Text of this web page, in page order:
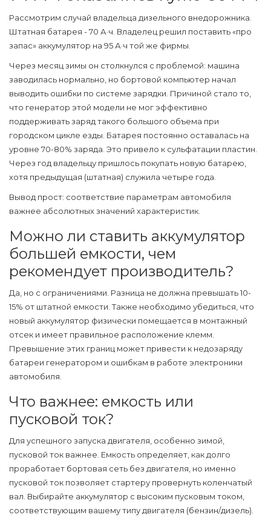
Рассмотрим случай владельца дизельного внедорожника.
Штатная батарея - 70 А·ч. Владелец решил поставить «про
запас» аккумулятор на 95 А·ч той же фирмы.
Через месяц зимы он столкнулся с проблемой: машина
заводилась нормально, но бортовой компьютер начал
выводить ошибки по системе зарядки. Причиной стало то,
что генератор этой модели не мог эффективно
поддерживать заряд такого большого объема при
городском цикле езды. Батарея постоянно оставалась на
уровне 70-80% заряда. Это привело к сульфатации пластин.
Через год владельцу пришлось покупать новую батарею,
хотя предыдущая (штатная) служила четыре года.
Вывод прост: соответствие параметрам автомобиля
важнее абсолютных значений характеристик.
Можно ли ставить аккумулятор
большей емкости, чем
рекомендует производитель?
Да, но с ограничениями. Разница не должна превышать 10-
15% от штатной емкости. Также необходимо убедиться, что
новый аккумулятор физически помещается в монтажный
отсек и имеет правильное расположение клемм.
Превышение этих границ может привести к недозаряду
батареи генератором и ошибкам в работе электроники
автомобиля.
Что важнее: емкость или
пусковой ток?
Для успешного запуска двигателя, особенно зимой,
пусковой ток важнее. Емкость определяет, как долго
проработает бортовая сеть без двигателя, но именно
пусковой ток позволяет стартеру провернуть коленчатый
вал. Выбирайте аккумулятор с высоким пусковым током,
соответствующим вашему типу двигателя (бензин/дизель).